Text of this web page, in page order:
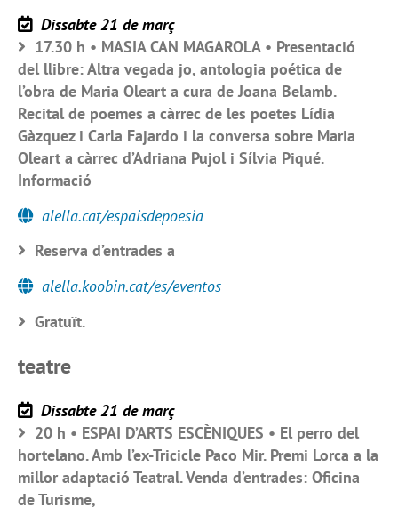
Dissabte 21 de març
17.30 h • MASIA CAN MAGAROLA • Presentació
del llibre: Altra vegada jo, antologia poética de
l’obra de Maria Oleart a cura de Joana Belamb.
Recital de poemes a càrrec de les poetes Lídia
Gàzquez i Carla Fajardo i la conversa sobre Maria
Oleart a càrrec d’Adriana Pujol i Sílvia Piqué.
Informació
alella.cat/espaisdepoesia
Reserva d’entrades a
alella.koobin.cat/es/eventos
Gratuït.
teatre
Dissabte 21 de març
20 h • ESPAI D’ARTS ESCÈNIQUES • El perro del
hortelano. Amb l’ex-Tricicle Paco Mir. Premi Lorca a la
millor adaptació Teatral. Venda d’entrades: Oficina
de Turisme,